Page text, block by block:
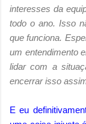
interesses da
todo o ano. Isso
que funciona.
um entendimento
lidar com a
encerrar isso
E eu